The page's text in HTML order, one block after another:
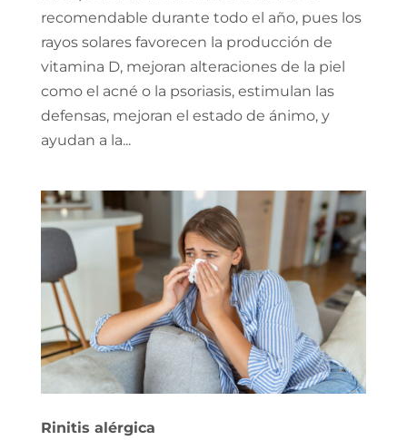
recomendable durante todo el año, pues los
rayos solares favorecen la producción de
vitamina D, mejoran alteraciones de la piel
como el acné o la psoriasis, estimulan las
defensas, mejoran el estado de ánimo, y
ayudan a la...
Rinitis alérgica